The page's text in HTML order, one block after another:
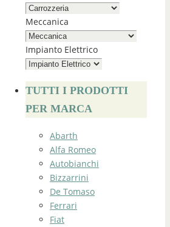
Meccanica
Impianto Elettrico
TUTTI I PRODOTTI
PER MARCA
Abarth
Alfa Romeo
Autobianchi
Bizzarrini
De Tomaso
Ferrari
Fiat